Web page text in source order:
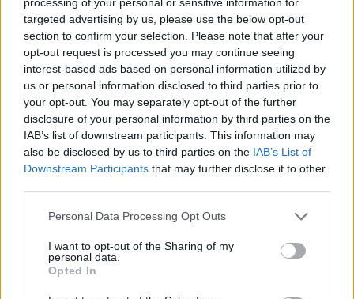
targeted advertising by us, please use the below opt-out
section to confirm your selection. Please note that after your
opt-out request is processed you may continue seeing
interest-based ads based on personal information utilized by
us or personal information disclosed to third parties prior to
your opt-out. You may separately opt-out of the further
disclosure of your personal information by third parties on the
IAB’s list of downstream participants. This information may
also be disclosed by us to third parties on the IAB’s List of
Downstream Participants that may further disclose it to other
Please note that this website/app uses one or more Google
not limited to your visit or usage behaviour. You may click to
grant or deny consent to Google and its third-party tags to
use your data for below specified purposes in below Google
consent section.
Personal Data Processing Opt Outs
I want to opt-out of the Sharing of my
personal data.
Opted In
AUTORE
AiAdhubMedia